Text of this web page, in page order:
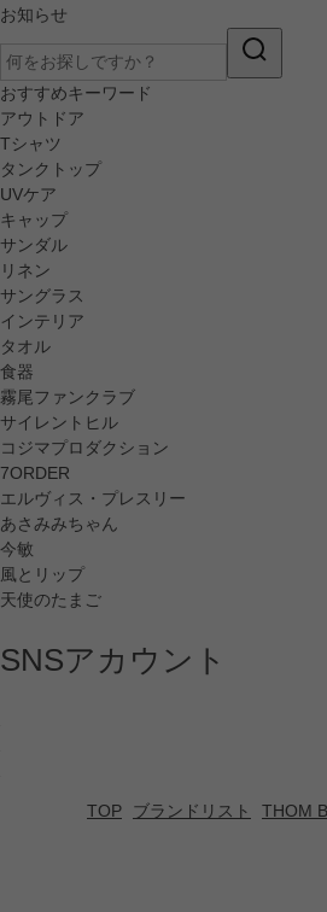
お知らせ
おすすめキーワード
アウトドア
Tシャツ
タンクトップ
UVケア
キャップ
サンダル
リネン
サングラス
インテリア
タオル
食器
霧尾ファンクラブ
サイレントヒル
コジマプロダクション
7ORDER
エルヴィス・プレスリー
あさみみちゃん
今敏
風とリップ
天使のたまご
SNSアカウント
TOP ブランドリスト THOM